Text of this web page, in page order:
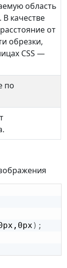
область
качестве
от
обрезки,
CSS —
по
) ;